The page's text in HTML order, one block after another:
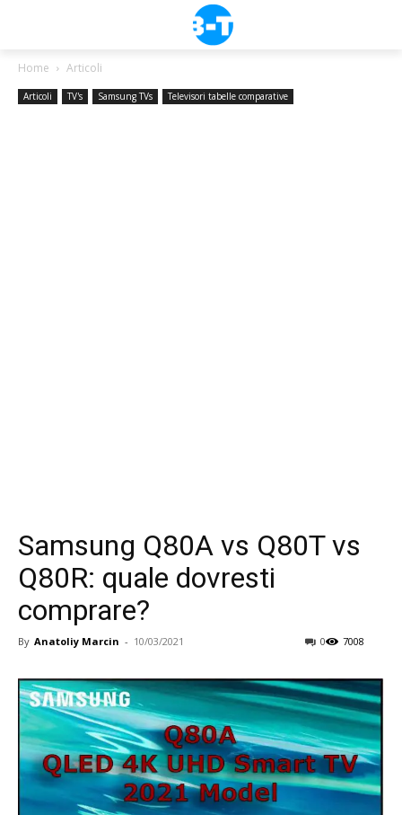
Home Articoli
Articoli TV's Samsung TVs Televisori tabelle comparative
Samsung Q80A vs Q80T vs
Q80R: quale dovresti
comprare?
By Anatoliy Marcin - 10/03/2021 7008
0